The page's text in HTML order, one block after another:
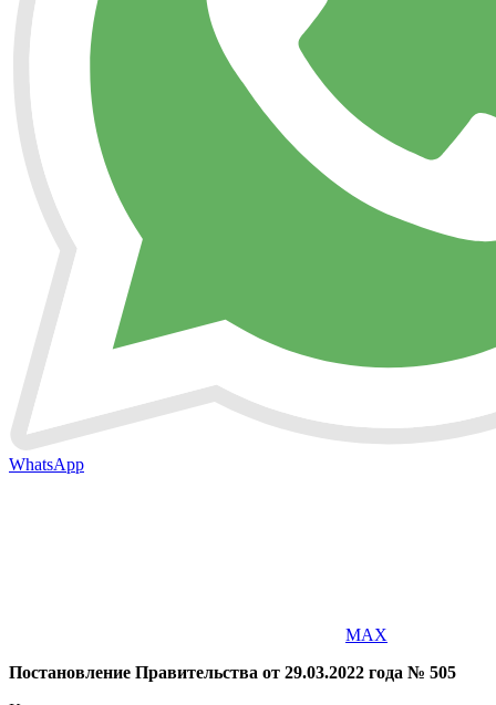
WhatsApp
MAX
Постановление Правительства от 29.03.2022 года № 505